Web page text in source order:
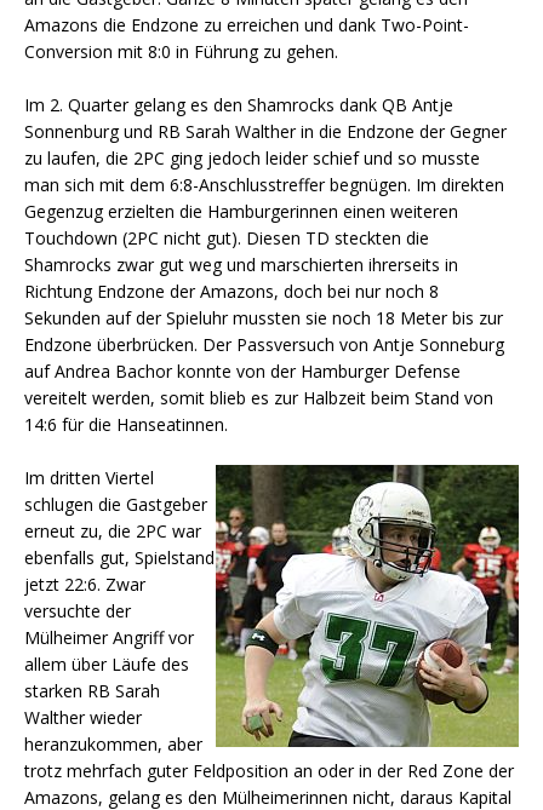
Amazons die Endzone zu erreichen und dank Two-Point-
Conversion mit 8:0 in Führung zu gehen.
Im 2. Quarter gelang es den Shamrocks dank QB Antje
Sonnenburg und RB Sarah Walther in die Endzone der Gegner
zu laufen, die 2PC ging jedoch leider schief und so musste
man sich mit dem 6:8-Anschlusstreffer begnügen. Im direkten
Gegenzug erzielten die Hamburgerinnen einen weiteren
Touchdown (2PC nicht gut). Diesen TD steckten die
Shamrocks zwar gut weg und marschierten ihrerseits in
Richtung Endzone der Amazons, doch bei nur noch 8
Sekunden auf der Spieluhr mussten sie noch 18 Meter bis zur
Endzone überbrücken. Der Passversuch von Antje Sonneburg
auf Andrea Bachor konnte von der Hamburger Defense
vereitelt werden, somit blieb es zur Halbzeit beim Stand von
14:6 für die Hanseatinnen.
Im dritten Viertel
schlugen die Gastgeber
erneut zu, die 2PC war
ebenfalls gut, Spielstand
jetzt 22:6. Zwar
versuchte der
Mülheimer Angriff vor
allem über Läufe des
starken RB Sarah
Walther wieder
heranzukommen, aber
trotz mehrfach guter Feldposition an oder in der Red Zone der
Amazons, gelang es den Mülheimerinnen nicht, daraus Kapital